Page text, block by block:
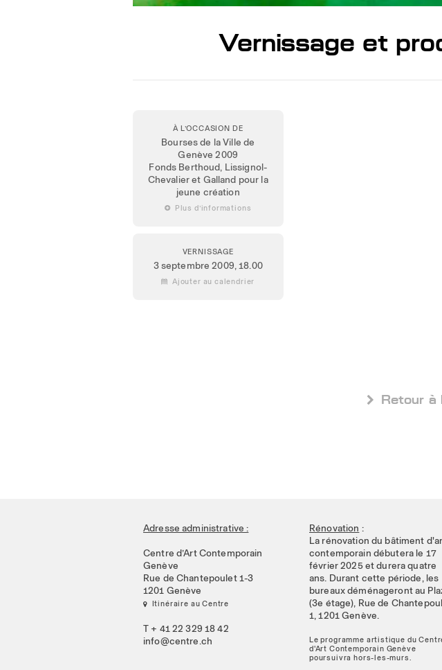
Vernissage et
À L’OCCASION DE
Bourses de la Ville de
Genève 2009
Fonds Berthoud, Lissignol-
Chevalier et Galland pour la
jeune création
 Plus d’informations
VERNISSAGE
3 septembre 2009, 18.00
 Ajouter au calendrier
 Retour à
Adresse administrative :
Centre d’Art Contemporain
Genève
Rue de Chantepoulet 1-3
1201 Genève
 Itinéraire au Centre
T + 41 22 329 18 42
info@centre.ch
Rénovation :
La rénovation du bâtiment
contemporain débutera le 17
février 2025 et durera quatre
ans. Durant cette période, les
bureaux déménageront au
(3e étage), Rue de
1, 1201 Genève.
Le programme artistique du
d'Art Contemporain Genève
poursuivra hors-les-murs.